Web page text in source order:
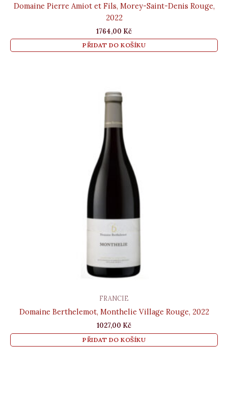
Domaine Pierre Amiot et Fils, Morey-Saint-Denis Rouge,
2022
1764,00 Kč
PŘIDAT DO KOŠÍKU
FRANCIE
Domaine Berthelemot, Monthelie Village Rouge, 2022
1027,00 Kč
PŘIDAT DO KOŠÍKU